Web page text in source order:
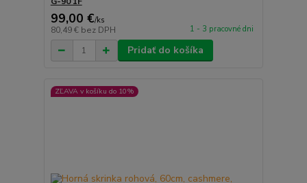
99,00 €/ks
80,49 € bez DPH 1 - 3 pracovné dni
Pridať do košíka
ZĽAVA v košíku do 10%